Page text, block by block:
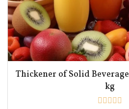
Thickener of Solid Beverage 固体饮料增稠剂 25
kg